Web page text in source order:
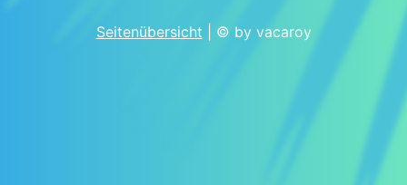
Seitenübersicht | © by vacaroy